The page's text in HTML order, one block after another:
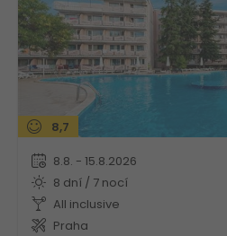
8,7
8.8. - 15.8.2026
8 dní / 7 nocí
All inclusive
Praha